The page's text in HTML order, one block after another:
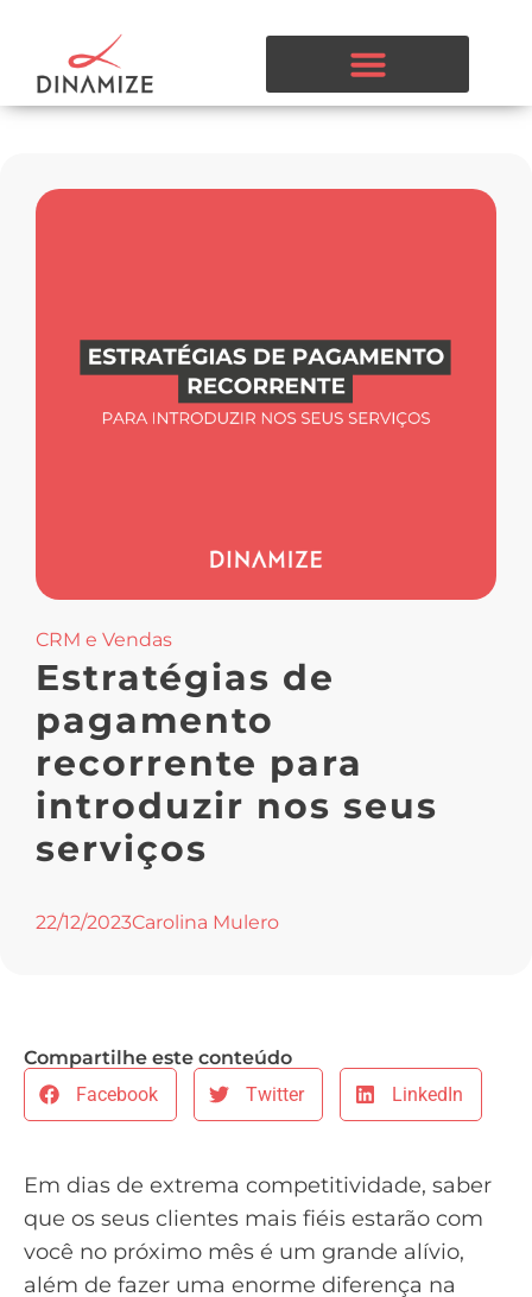
CRM e Vendas
Estratégias de
pagamento
recorrente para
introduzir nos seus
serviços
22/12/2023Carolina Mulero
Compartilhe este conteúdo
Facebook
Twitter LinkedIn
Em dias de extrema competitividade, saber
que os seus clientes mais fiéis estarão com
você no próximo mês é um grande alívio,
além de fazer uma enorme diferença na